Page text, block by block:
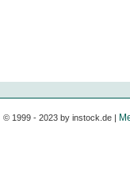
© 1999 - 2023 by instock.de |